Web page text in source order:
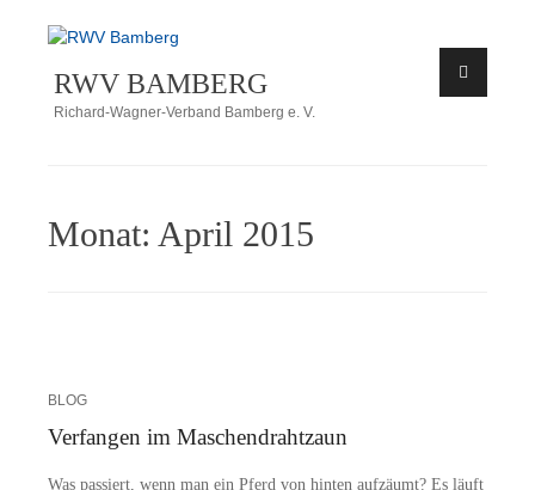
Zum
springen
RWV BAMBERG
Richard-Wagner-Verband Bamberg e. V.
Monat: April 2015
BLOG
Verfangen im Maschendrahtzaun
Was pas­siert, wenn man ein Pferd von hin­ten auf­zäumt? Es läuft